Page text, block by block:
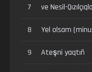
7 ve Nesil-
8 Yel olsam
9 Ateşni yaqtıñ